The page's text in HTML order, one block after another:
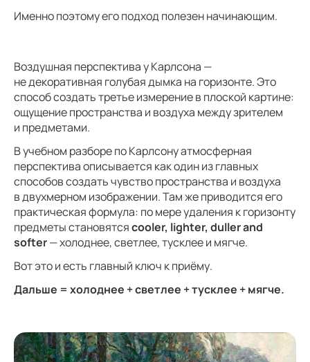
Именно поэтому его подход полезен начинающим.
Воздушная перспектива у Карлсона —
не декоративная голубая дымка на горизонте. Это
способ создать третье измерение в плоской картине:
ощущение пространства и воздуха между зрителем
и предметами.
В учебном разборе по Карлсону атмосферная
перспектива описывается как один из главных
способов создать чувство пространства и воздуха
в двухмерном изображении. Там же приводится его
практическая формула: по мере удаления к горизонту
предметы становятсяcooler, lighter, duller and
softer— холоднее, светлее, тусклее и мягче.
Вот это и есть главный ключ к приёму.
Дальше = холоднее + светлее + тусклее + мягче.